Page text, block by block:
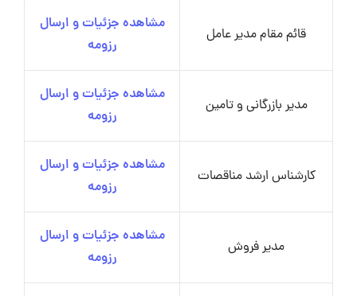
قائم مقام مدیر عامل
مشاهده جزئیات و ارسال
رزومه
مدیر بازرگانی و تامین
مشاهده جزئیات و ارسال
رزومه
کارشناس ارشد مناقصات
مشاهده جزئیات و ارسال
رزومه
مدیر فروش
مشاهده جزئیات و ارسال
رزومه